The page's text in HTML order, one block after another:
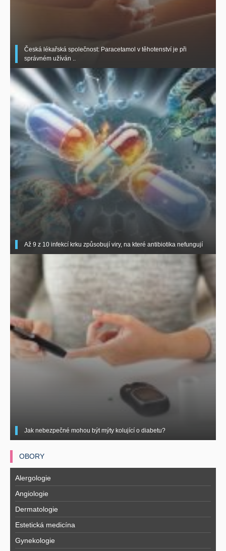
Česká lékařská společnost: Paracetamol v těhotenství je při
správném užíván ..
Až 9 z 10 infekcí krku způsobují viry, na které antibiotika nefungují
Jak nebezpečné mohou být mýty kolující o diabetu?
OBORY
Alergologie
Angiologie
Dermatologie
Estetická medicína
Gynekologie